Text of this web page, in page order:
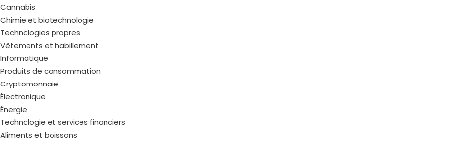
Cannabis
Chimie et biotechnologie
Technologies propres
Vêtements et habillement
Informatique
Produits de consommation
Cryptomonnaie
Électronique
Énergie
Technologie et services financiers
Aliments et boissons